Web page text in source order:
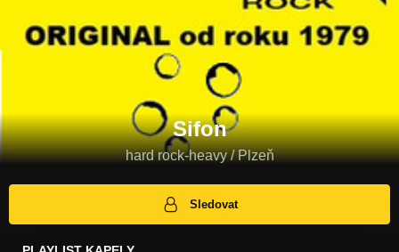
Sifon
hard rock-heavy / Plzeň
Sledovat